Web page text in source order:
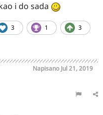
i do sada
3 1 3
Napisano Jul 21, 2019